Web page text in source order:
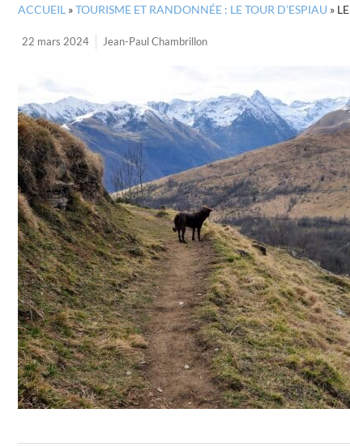
ACCUEIL »TOURISME ET RANDONNÉE : LE TOUR D’ESPIAU »
22 mars 2024 Jean-Paul Chambrillon